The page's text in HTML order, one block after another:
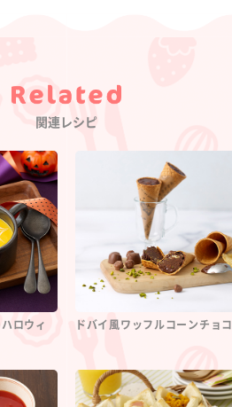
Category
関連レシピ
ロウィ
ドバイ風ワッフルコーンチョコ